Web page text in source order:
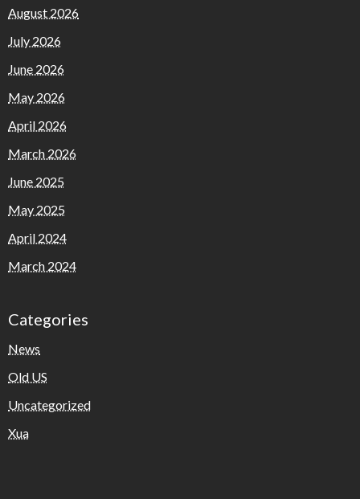
August 2026
July 2026
June 2026
May 2026
April 2026
March 2026
June 2025
May 2025
April 2024
March 2024
Categories
News
Old US
Uncategorized
Xua